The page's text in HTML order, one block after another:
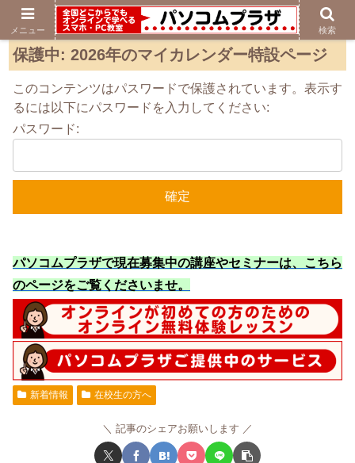
保護中: 2026年のマイカレンダー特設ページ
このコンテンツはパスワードで保護されています。表示す
るには以下にパスワードを入力してください:
パスワード:
パソコムプラザで現在募集中の講座やセミナーは、こちら
のページをご覧くださいませ。
新着情報 在校生の方へ
記事のシェアお願いします
メニュー 検索